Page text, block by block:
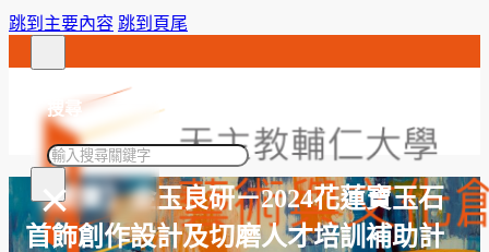
跳到主要內容 跳到頁尾
搜尋
搜
×
【競賽】金玉良研－2024花蓮寶玉石
首飾創作設計及切磨人才培訓補助計